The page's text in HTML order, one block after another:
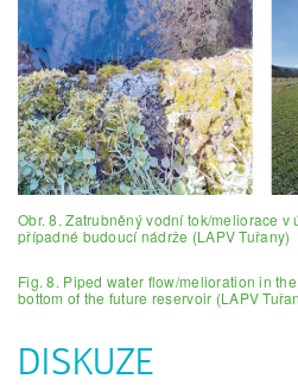
Obr. 8. Zatrubněný vodní tok/meliorace
případné budoucí nádrže (LAPV Tuřany)
Fig. 8. Piped water flow/melioration in
bottom of the future reservoir (LAPV
DISKUZE